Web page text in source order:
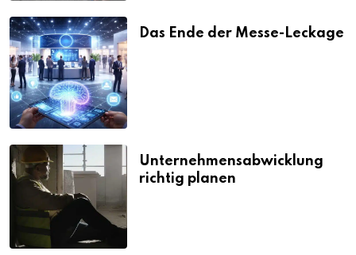
Das Ende der Messe-Leckage
Unternehmensabwicklung
richtig planen